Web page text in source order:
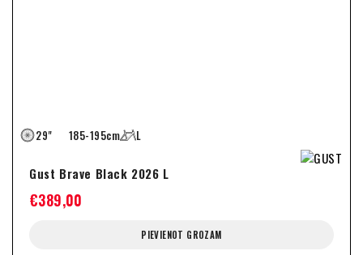
29" 185-195cm L
Gust Brave Black 2026 L
€389,00
PIEVIENOT GROZAM